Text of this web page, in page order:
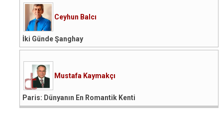
Ceyhun Balcı
İki Günde Şanghay
Mustafa Kaymakçı
Paris: Dünyanın En Romantik Kenti